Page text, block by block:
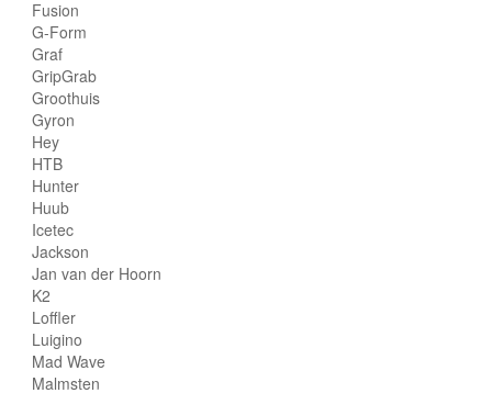
Fusion
G-Form
Graf
GripGrab
Groothuis
Gyron
Hey
HTB
Hunter
Huub
Icetec
Jackson
Jan van der Hoorn
K2
Loffler
Luigino
Mad Wave
Malmsten